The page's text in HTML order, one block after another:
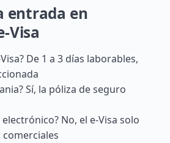
entrada en
Visa
De 1 a 3 días laborables,
Sí, la póliza de seguro
No, el e-Visa solo